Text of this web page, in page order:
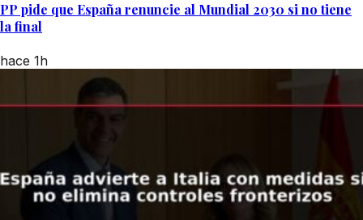
PP pide que España renuncie al Mundial 2030 si no tiene
la final
hace 1h